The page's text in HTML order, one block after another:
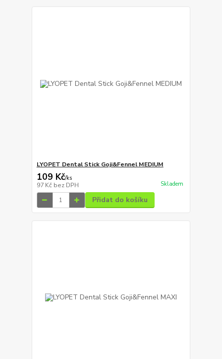
LYOPET Dental Stick Goji&Fennel MEDIUM
109 Kč/ks
97 Kč bez DPH Skladem
Přidat do košíku